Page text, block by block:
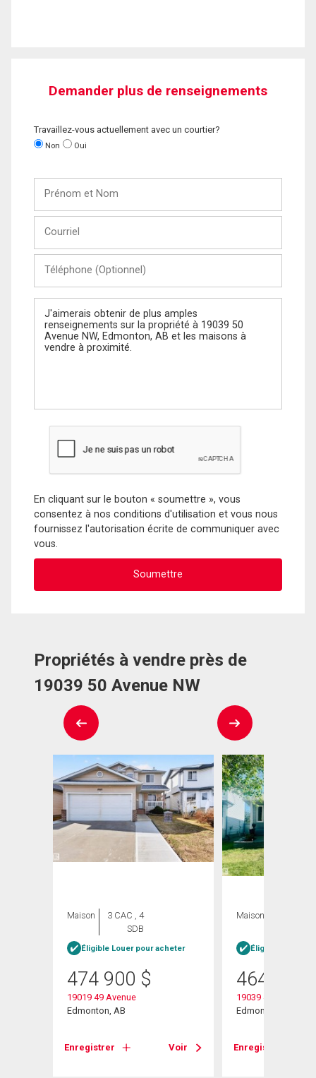
Demander plus de renseignements
Travaillez-vous actuellement avec un courtier?
Non Oui
Nom
(Optionnel)
Message
En cliquant sur le bouton « soumettre », vous
consentez à nos conditions d'utilisation et vous nous
fournissez l'autorisation écrite de communiquer avec
vous.
Propriétés à vendre près de
19039 50 Avenue NW
Maison
3 CAC , 4
SDB
Éligible Louer pour acheter
474 900 $
19019 49 Avenue
Edmonton, AB
Enregistrer Voir
Maison
Éligible Louer
464 900
19039 47 Avenue
Edmonton, AB
Enregistrer